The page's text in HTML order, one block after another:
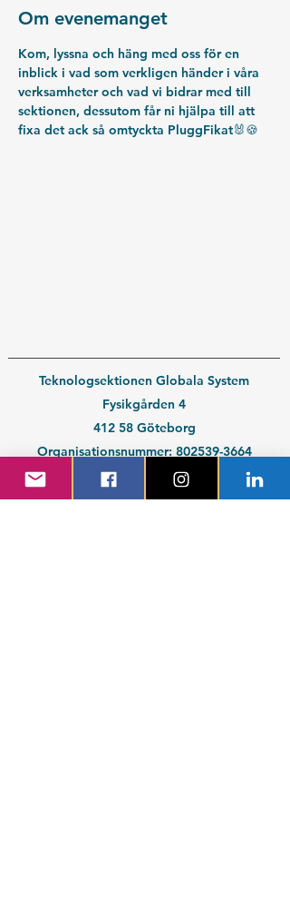
Om evenemanget
Kom, lyssna och häng med oss för en
inblick i vad som verkligen händer i våra
verksamheter och vad vi bidrar med till
sektionen, dessutom får ni hjälpa till att
fixa det ack så omtyckta PluggFikat🐰🍪
Teknologsektionen Globala System
Fysikgården 4
412 58 Göteborg
Organisationsnummer: 802539-3664